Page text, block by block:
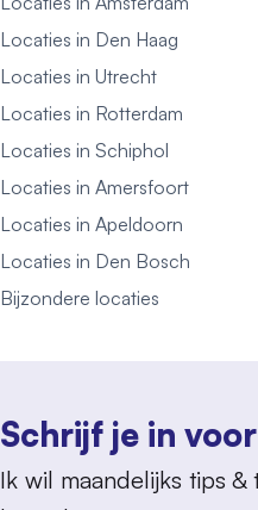
Locaties in Den Haag
Locaties in Utrecht
Locaties in Rotterdam
Locaties in Schiphol
Locaties in Amersfoort
Locaties in Apeldoorn
Locaties in Den Bosch
Bijzondere locaties
Schrijf je in
Ik wil maandelijks tips